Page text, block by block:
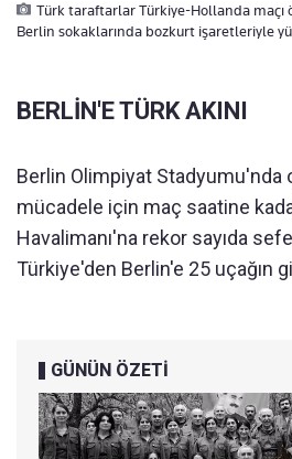
Türk taraftarlar Türkiye-Hollanda maçı
Berlin sokaklarında bozkurt işaretleriyle
BERLİN'E TÜRK AKINI
Berlin Olimpiyat Stadyumu'nda
mücadele için maç saatine
Havalimanı'na rekor sayıda
Türkiye'den Berlin'e 25 uçağın
GÜNÜN ÖZETİ